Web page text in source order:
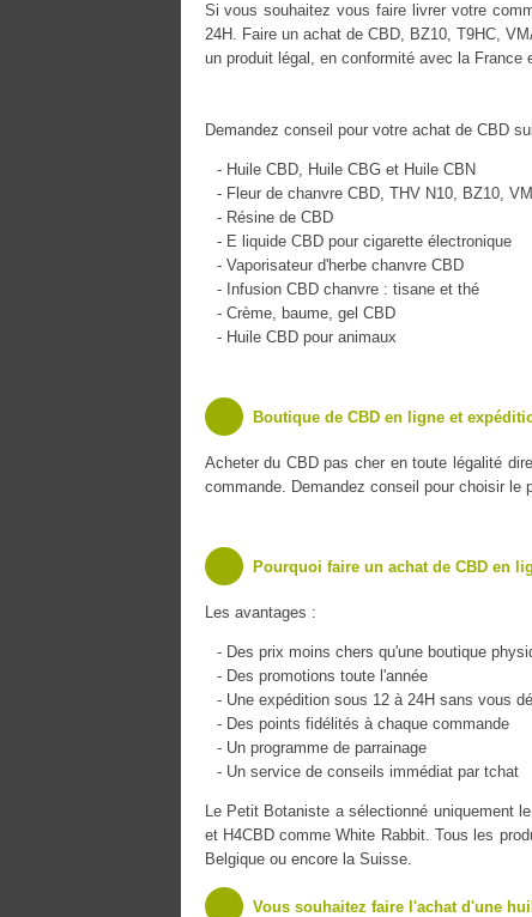
Si vous souhaitez vous faire livrer votre
24H. Faire un achat de CBD, BZ10, T9HC,
un produit légal, en conformité avec la France
Demandez conseil pour votre achat de CBD
- Huile CBD, Huile CBG et Huile CBN
- Fleur de chanvre CBD, THV N10, BZ10,
- Résine de CBD
- E liquide CBD pour cigarette électronique
- Vaporisateur d'herbe chanvre CBD
- Infusion CBD chanvre : tisane et thé
- Crème, baume, gel CBD
- Huile CBD pour animaux
Boutique de CBD en ligne et
Acheter du CBD pas cher en toute légalité
commande. Demandez conseil pour choisir le
Pourquoi faire un achat de CBD en
Les avantages :
- Des prix moins chers qu'une boutique
- Des promotions toute l'année
- Une expédition sous 12 à 24H sans vous
- Des points fidélités à chaque commande
- Un programme de parrainage
- Un service de conseils immédiat par tchat
Le Petit Botaniste a sélectionné uniquement
et H4CBD comme White Rabbit. Tous les
Belgique ou encore la Suisse.
Vous souhaitez faire l'achat d'une